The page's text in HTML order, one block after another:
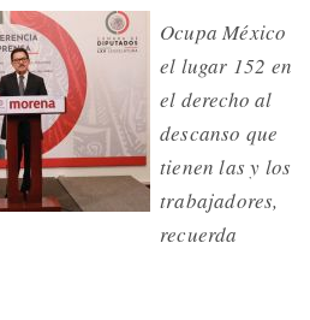
Ocupa México
el lugar 152 en
el derecho al
descanso que
tienen las y los
trabajadores,
recuerda